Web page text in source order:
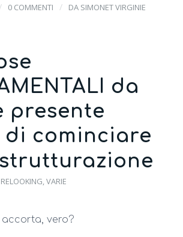
/ 0 COMMENTI / DA SIMONET VIRGINIE
da
presente
di cominciare
RELOOKING,VARIE
accorta, vero?